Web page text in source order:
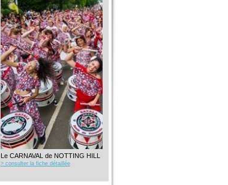
Le CARNAVAL de NOTTING HILL
> consulter la fiche détaillée